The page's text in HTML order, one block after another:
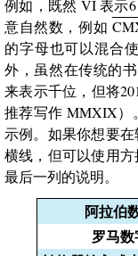
例如，既然 VI 表示6
意自然数，例如
的字母也可以混合
外，虽然在传统的
来表示千位，但将
推荐写作 MMXIX）
示例。如果你想要
横线，但可以使用
最后一列的说明。
阿拉伯
罗马